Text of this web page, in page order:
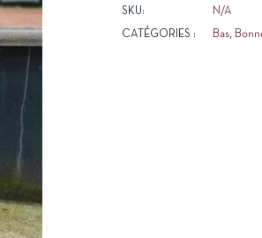
SKU: N/A
CATÉGORIES : Bas,